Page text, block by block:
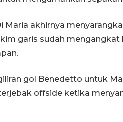
Maria akhirnya
garis sudah
gol Benedetto untuk
offside ketika